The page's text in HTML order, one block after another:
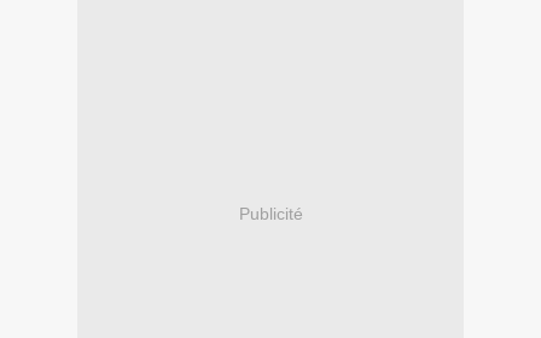
Publicité